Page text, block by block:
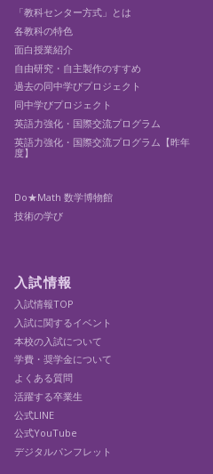
「教科センター方式」とは
各教科の特色
面白授業紹介
自由研究・自主製作のすすめ
過去の同中学びプロジェクト
同中学びプロジェクト
英語力強化・国際交流プログラム
英語力強化・国際交流プログラム【昨年
度】
Do★Math 数学博物館
技術の学び
入試情報
入試情報TOP
入試に関するイベント
本校の入試について
学費・奨学金について
よくある質問
活躍する卒業生
公式LINE
公式YouTube
デジタルパンフレット